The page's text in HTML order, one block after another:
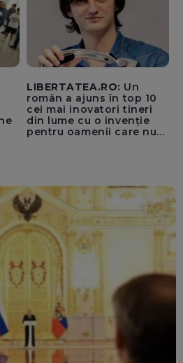
LIBERTATEA.RO: Un
român a ajuns în top 10
cei mai inovatori tineri
din lume cu o invenție
pentru oamenii care nu